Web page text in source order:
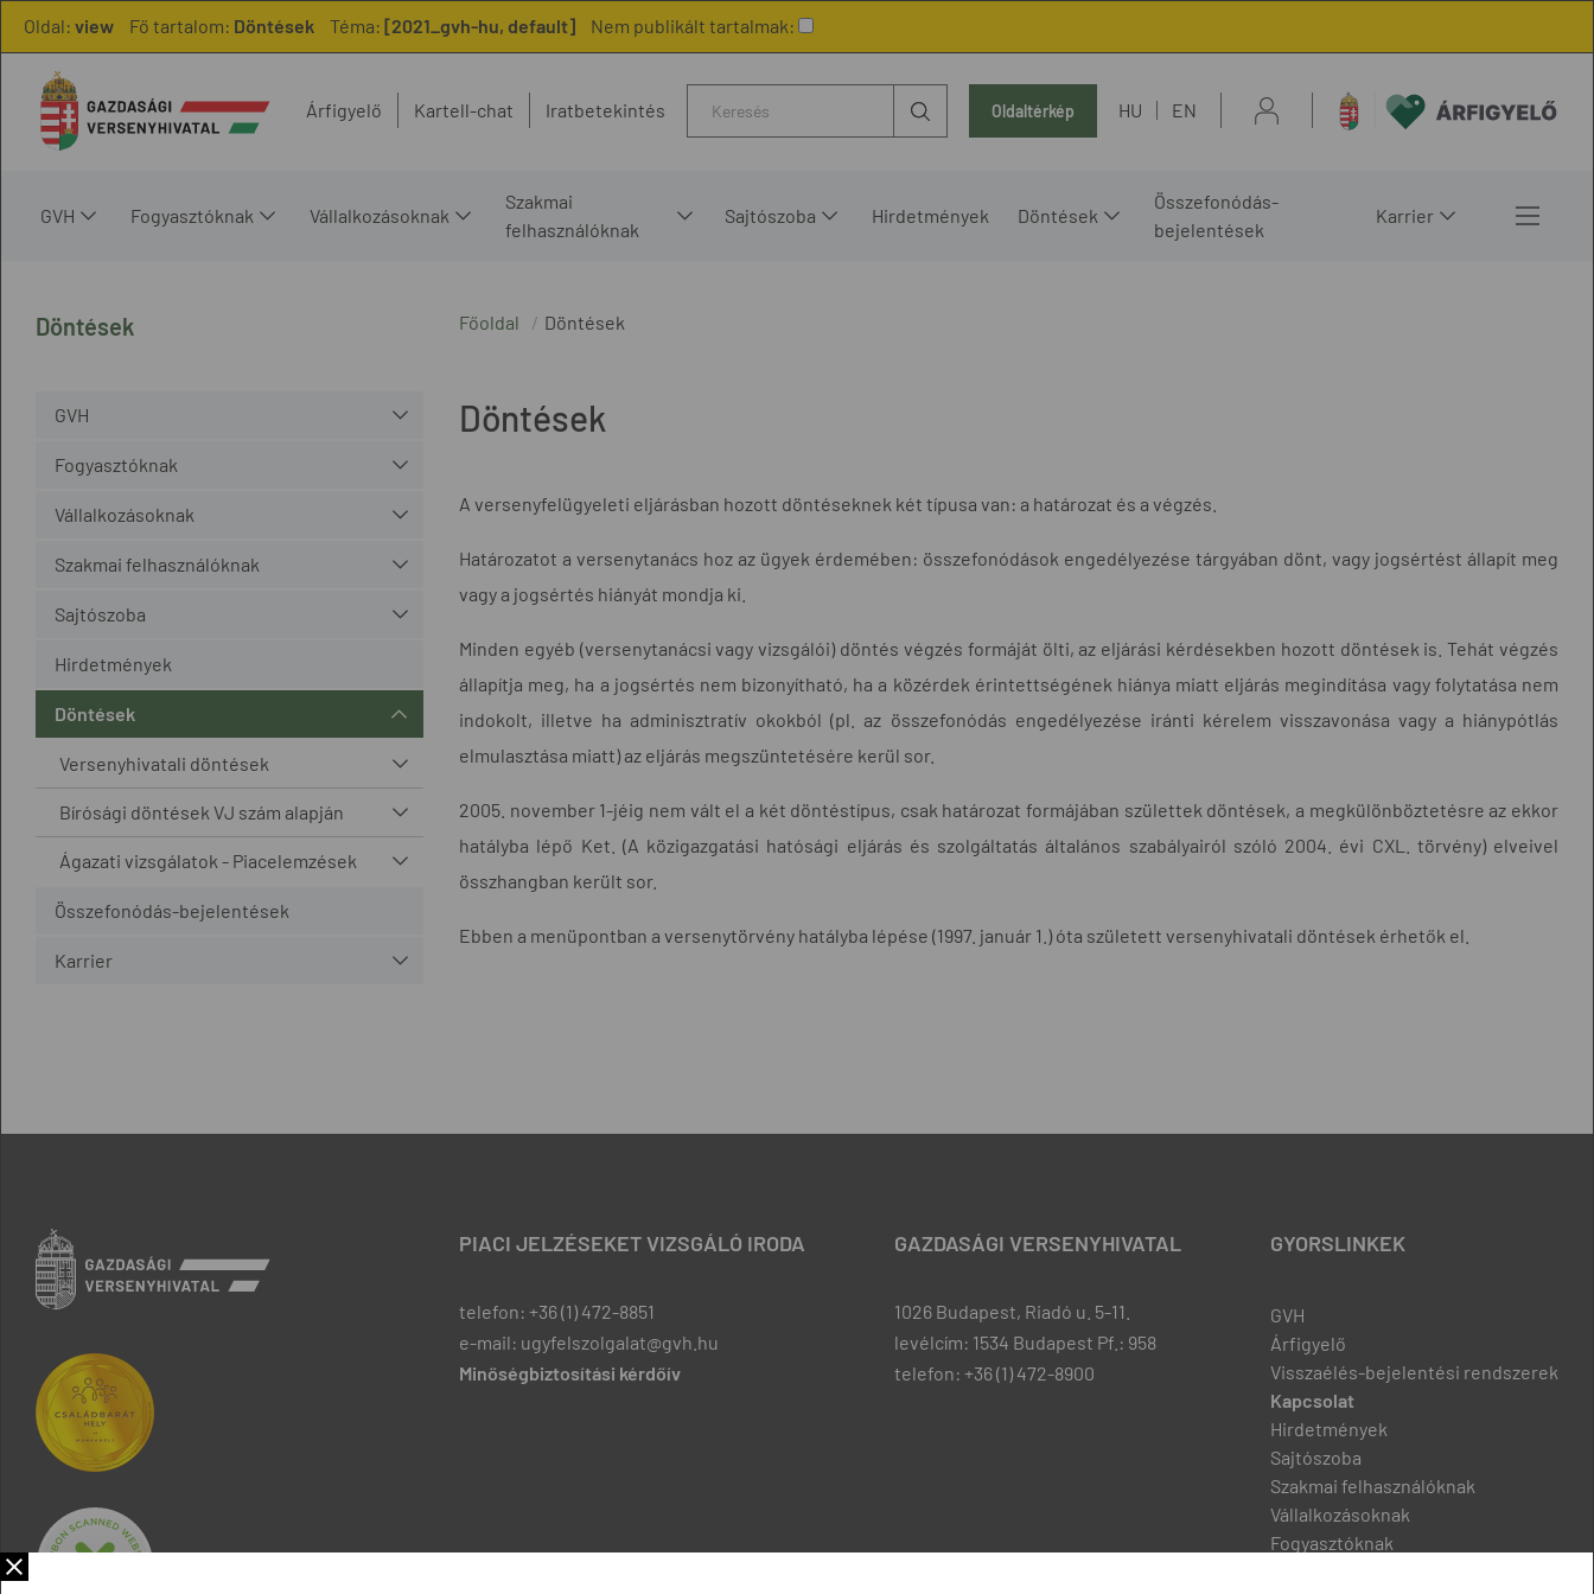
Oldal: view Fő tartalom: Döntések Téma: [2021_gvh-hu, default] Nem publikált tartalmak:
Árfigyelő Kartell-chat Iratbetekintés Oldaltérkép HU EN
GVH Fogyasztóknak Vállalkozásoknak
Szakmai
felhasználóknak
Sajtószoba Hirdetmények Döntések
Összefonódás-
bejelentések
Karrier
Döntések
GVH
Fogyasztóknak
Vállalkozásoknak
Szakmai felhasználóknak
Sajtószoba
Hirdetmények
Döntések
Versenyhivatali döntések
Bírósági döntések VJ szám alapján
Ágazati vizsgálatok - Piacelemzések
Összefonódás-bejelentések
Karrier
Főoldal Döntések
Döntések
A versenyfelügyeleti eljárásban hozott döntéseknek két típusa van: a határozat és a végzés.
Határozatot a versenytanács hoz az ügyek érdemében: összefonódások engedélyezése tárgyában dönt, vagy jogsértést állapít meg
vagy a jogsértés hiányát mondja ki.
Minden egyéb (versenytanácsi vagy vizsgálói) döntés végzés formáját ölti, az eljárási kérdésekben hozott döntések is. Tehát végzés
állapítja meg, ha a jogsértés nem bizonyítható, ha a közérdek érintettségének hiánya miatt eljárás megindítása vagy folytatása nem
indokolt, illetve ha adminisztratív okokból (pl. az összefonódás engedélyezése iránti kérelem visszavonása vagy a hiánypótlás
elmulasztása miatt) az eljárás megszüntetésére kerül sor.
2005. november 1-jéig nem vált el a két döntéstípus, csak határozat formájában születtek döntések, a megkülönböztetésre az ekkor
hatályba lépő Ket. (A közigazgatási hatósági eljárás és szolgáltatás általános szabályairól szóló 2004. évi CXL. törvény) elveivel
összhangban került sor.
Ebben a menüpontban a versenytörvény hatályba lépése (1997. január 1.) óta született versenyhivatali döntések érhetők el.
PIACI JELZÉSEKET VIZSGÁLÓ IRODA
telefon: +36 (1) 472-8851
e-mail: ugyfelszolgalat@gvh.hu
Minőségbiztosítási kérdőív
GAZDASÁGI VERSENYHIVATAL
1026 Budapest, Riadó u. 5-11.
levélcím: 1534 Budapest Pf.: 958
telefon: +36 (1) 472-8900
GYORSLINKEK
GVH
Árfigyelő
Visszaélés-bejelentési rendszerek
Kapcsolat
Hirdetmények
Sajtószoba
Szakmai felhasználóknak
Vállalkozásoknak
Fogyasztóknak